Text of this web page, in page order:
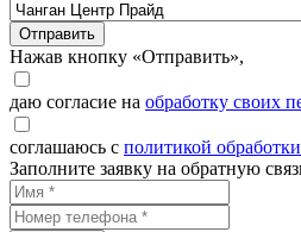
Отправить
Нажав кнопку «Отправить»,
даю согласие на обработку своих
соглашаюсь с политикой
Заполните заявку на обратную